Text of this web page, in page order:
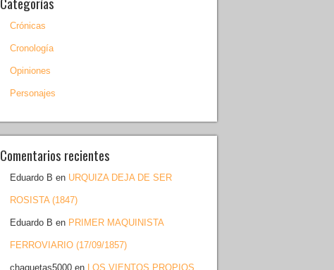
Crónicas
Cronología
Opiniones
Personajes
Comentarios recientes
Eduardo B en URQUIZA DEJA DE SER
ROSISTA (1847)
Eduardo B en PRIMER MAQUINISTA
FERROVIARIO (17/09/1857)
chaquetas5000 en LOS VIENTOS PROPIOS